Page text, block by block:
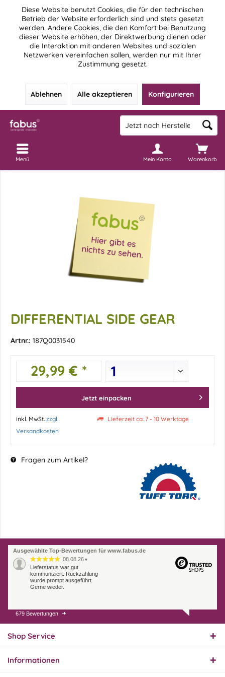
Diese Website benutzt Cookies, die für den technischen
Betrieb der Website erforderlich sind und stets gesetzt
werden. Andere Cookies, die den Komfort bei Benutzung
dieser Website erhöhen, der Direktwerbung dienen oder
die Interaktion mit anderen Websites und sozialen
Netzwerken vereinfachen sollen, werden nur mit Ihrer
Zustimmung gesetzt.
Ablehnen Alle akzeptieren Konfigurieren
Warenkorb
Mein Konto
Menü
DIFFERENTIAL SIDE GEAR
Artnr.: 187Q0031540
29,99 € *
Jetzt einpacken
inkl. MwSt. zzgl.
Versandkosten
Lieferzeit ca. 7 - 10 Werktage
Fragen zum Artikel?
Ausgewählte Top-Bewertungen für www.fabus.de
08.08.26 ▼
Lieferstatus war gut
kommuniziert. Rückzahlung
wurde prompt ausgeführt.
Gerne wieder.
07.08.26
Endlich das richtige
679 Bewertungen
Shop Service
Informationen